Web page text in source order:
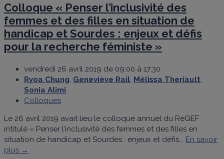
Colloque « Penser l’inclusivité des
femmes et des filles en situation de
handicap et Sourdes : enjeux et défis
pour la recherche féministe »
vendredi 26 avril 2019 de 09:00 à 17:30
Ryoa Chung, Geneviève Rail, Mélissa Theriault,
Sonia Alimi
Colloques
Le 26 avril 2019 avait lieu le colloque annuel du RéQEF
intitulé « Penser l’inclusivité des femmes et des filles en
situation de handicap et Sourdes : enjeux et défis... En savoir
plus →